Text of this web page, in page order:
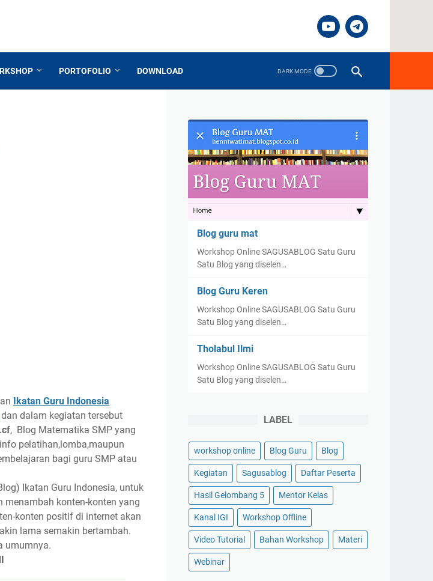
PORTOFOLIO DOWNLOAD
Ikatan Guru Indonesia
dan dalam kegiatan tersebut
, Blog Matematika SMP yang
pelatihan,lomba,maupun
bagi guru SMP atau
Ikatan Guru Indonesia, untuk
menambah konten-konten yang
konten positif di internet akan
lama semakin bertambah.
umumnya.
Blog guru mat
Workshop Online SAGUSABLOG Satu Guru
Satu Blog yang diselen…
Blog Guru Keren
Workshop Online SAGUSABLOG Satu Guru
Satu Blog yang diselen…
Tholabul Ilmi
Workshop Online SAGUSABLOG Satu Guru
Satu Blog yang diselen…
LABEL
workshop online Blog Guru Blog
Kegiatan Sagusablog Daftar Peserta
Hasil Gelombang 5 Mentor Kelas
Kanal IGI Workshop Offline
Video Tutorial Bahan Workshop Materi
Webinar